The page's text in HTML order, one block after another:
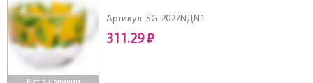
Артикул: SG-2027NДN1
311.29 ₽